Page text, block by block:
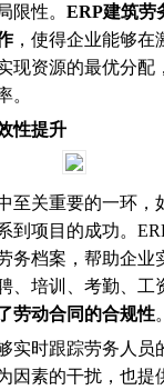
限性。 ERP建筑劳
，使得企业能够在
现资源的最优分配
。
性提升
关重要的一环，
到项目的成功。
务档案，帮助企业
、培训、考勤、工
劳动合同的合规性。
时跟踪劳务人员
因素的干扰，也提